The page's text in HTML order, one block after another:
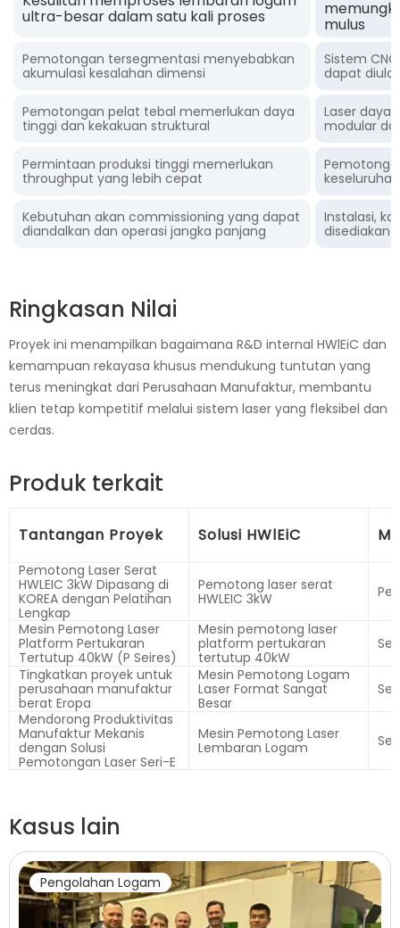
ultra-besar dalam satu kali proses mulus
Pemotongan tersegmentasi menyebabkan
akumulasi kesalahan dimensi
Sistem
dapat
Pemotongan pelat tebal memerlukan daya
tinggi dan kekakuan struktural
Laser daya
modular
Permintaan produksi tinggi memerlukan
throughput yang lebih cepat
keseluruhan
Kebutuhan akan commissioning yang dapat
diandalkan dan operasi jangka panjang
Instalasi,
disediakan
Ringkasan Nilai
Proyek ini menampilkan bagaimana R&D internal HWlEiC dan
kemampuan rekayasa khusus mendukung tuntutan yang
terus meningkat dari Perusahaan Manufaktur, membantu
klien tetap kompetitif melalui sistem laser yang fleksibel dan
cerdas.
Produk terkait
Tantangan Proyek Solusi HWlEiC
Pemotong Laser Serat
HWLEIC 3kW Dipasang di
KOREA dengan Pelatihan
Lengkap
Pemotong laser serat
HWLEIC 3kW
Mesin Pemotong Laser
Platform Pertukaran
Tertutup 40kW (P Seires)
Mesin pemotong laser
platform pertukaran
tertutup 40kW
Tingkatkan proyek untuk
perusahaan manufaktur
berat Eropa
Mesin Pemotong Logam
Laser Format Sangat
Besar
Mendorong Produktivitas
Manufaktur Mekanis
dengan Solusi
Pemotongan Laser Seri-E
Mesin Pemotong Laser
Lembaran Logam
Kasus lain
Pengolahan Logam